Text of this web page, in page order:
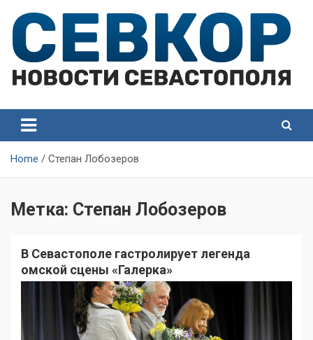
content
Севастополя
Севастополя
Home Степан Лобозеров
Метка: Степан Лобозеров
В Севастополе гастролирует легенда
омской сцены «Галерка»